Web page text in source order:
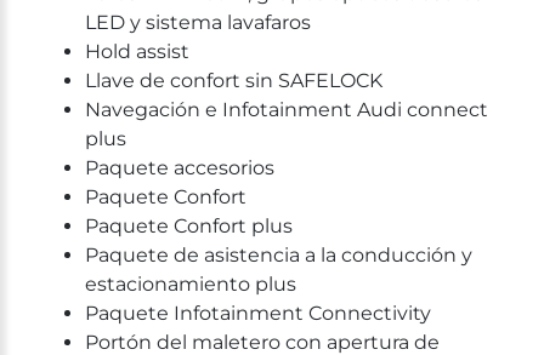
LED y sistema lavafaros
Hold assist
Llave de confort sin SAFELOCK
Navegación e Infotainment Audi connect
plus
Paquete accesorios
Paquete Confort
Paquete Confort plus
Paquete de asistencia a la conducción y
estacionamiento plus
Paquete Infotainment Connectivity
Portón del maletero con apertura de